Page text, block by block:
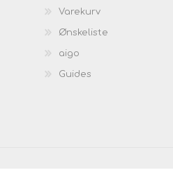
Varekurv
Ønskeliste
aigo
Guides